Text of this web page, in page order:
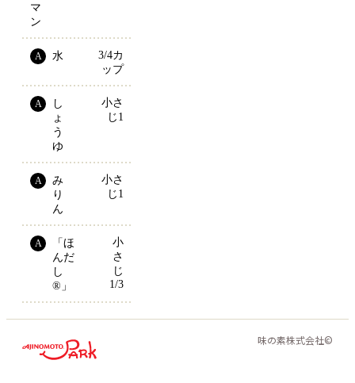
マ
ン
A 水
3/4カ
ップ
A
し
ょ
う
ゆ
小さ
じ1
A
み
り
ん
小さ
じ1
A
「ほ
んだ
し
®」
小
さ
じ
1/3
味の素株式会社©